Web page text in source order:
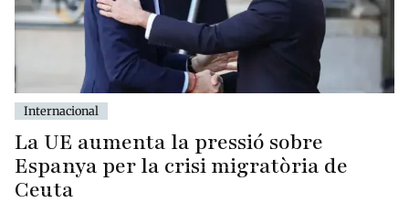
Internacional
La UE aumenta la pressió sobre
Espanya per la crisi migratòria de
Ceuta